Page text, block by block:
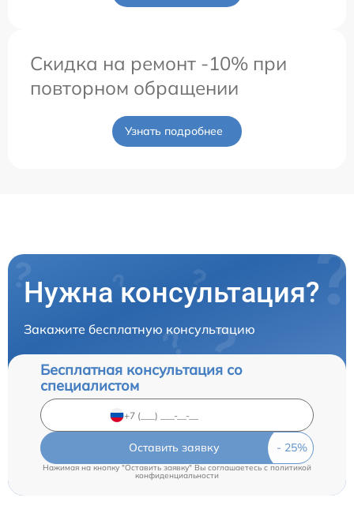
Скидка на ремонт -10% при
повторном обращении
Узнать подробнее
Нужна консультация?
Закажите бесплатную консультацию
Бесплатная консультация со
специалистом
Оставить заявку
Нажимая на кнопку "Оставить заявку" Вы соглашаетесь c политикой
конфиденциальности